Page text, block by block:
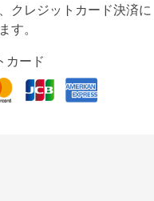
クレジットカード決済に
す。
カード